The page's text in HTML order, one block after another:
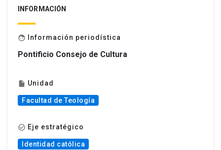
INFORMACIÓN
face Información periodística
Pontificio Consejo de Cultura
insert_drive_file Unidad
Facultad de Teología
check_circle_outline Eje estratégico
Identidad católica